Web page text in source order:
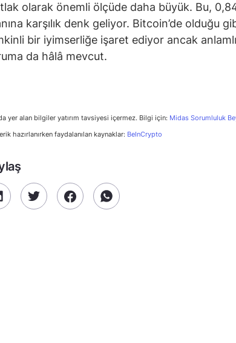
olarak önemli ölçüde daha büyük. Bu,
karşılık denk geliyor. Bitcoin’de olduğu
bir iyimserliğe işaret ediyor ancak
da hâlâ mevcut.
yer alan bilgiler yatırım tavsiyesi içermez. Bilgi için: Midas Sorumluluk
hazırlanırken faydalanılan kaynaklar: BeInCrypto